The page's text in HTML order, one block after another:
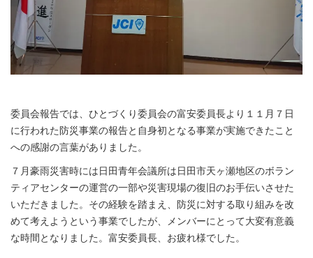
委員会報告では、ひとづくり委員会の富安委員長より１１月７日
に行われた防災事業の報告と自身初となる事業が実施できたこと
への感謝の言葉がありました。
７月豪雨災害時には日田青年会議所は日田市天ヶ瀬地区のボラン
ティアセンターの運営の一部や災害現場の復旧のお手伝いさせた
いただきました。その経験を踏まえ、防災に対する取り組みを改
めて考えようという事業でしたが、メンバーにとって大変有意義
な時間となりました。富安委員長、お疲れ様でした。